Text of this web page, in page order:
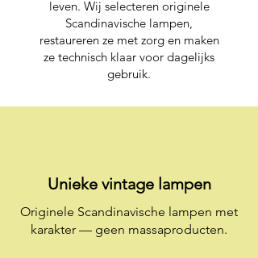
leven. Wij selecteren originele
Scandinavische lampen,
restaureren ze met zorg en maken
ze technisch klaar voor dagelijks
gebruik.
Unieke vintage lampen​
Originele Scandinavische lampen met
karakter — geen massaproducten.